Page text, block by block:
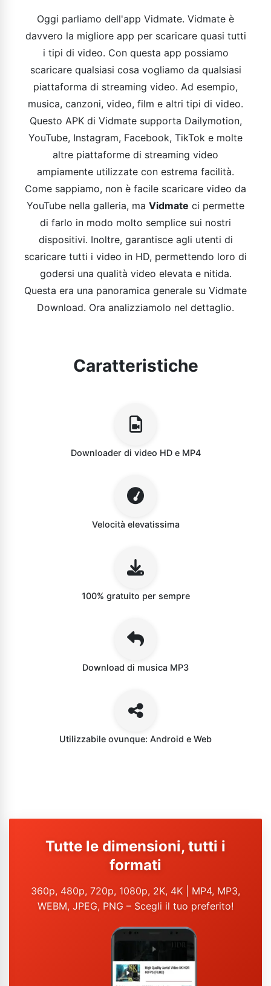
Oggi parliamo dell'app Vidmate. Vidmate è
davvero la migliore app per scaricare quasi tutti
i tipi di video. Con questa app possiamo
scaricare qualsiasi cosa vogliamo da qualsiasi
piattaforma di streaming video. Ad esempio,
musica, canzoni, video, film e altri tipi di video.
Questo APK di Vidmate supporta Dailymotion,
YouTube, Instagram, Facebook, TikTok e molte
altre piattaforme di streaming video
ampiamente utilizzate con estrema facilità.
Come sappiamo, non è facile scaricare video da
YouTube nella galleria, ma Vidmate ci permette
di farlo in modo molto semplice sui nostri
dispositivi. Inoltre, garantisce agli utenti di
scaricare tutti i video in HD, permettendo loro di
godersi una qualità video elevata e nitida.
Questa era una panoramica generale su Vidmate
Download. Ora analizziamolo nel dettaglio.
Caratteristiche
Downloader di video HD e MP4
Velocità elevatissima
100% gratuito per sempre
Download di musica MP3
Utilizzabile ovunque: Android e Web
Tutte le dimensioni, tutti i
formati
360p, 480p, 720p, 1080p, 2K, 4K | MP4, MP3,
WEBM, JPEG, PNG – Scegli il tuo preferito!